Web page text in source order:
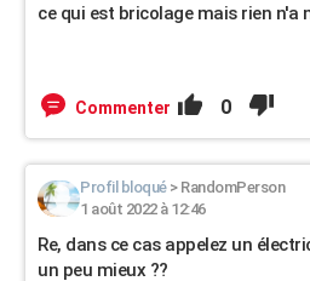
ce qui est bricolage mais rien n'a
Commenter 0
Profil bloqué> RandomPerson
1 août 2022 à 12:46
Re, dans ce cas appelez un
un peu mieux ??